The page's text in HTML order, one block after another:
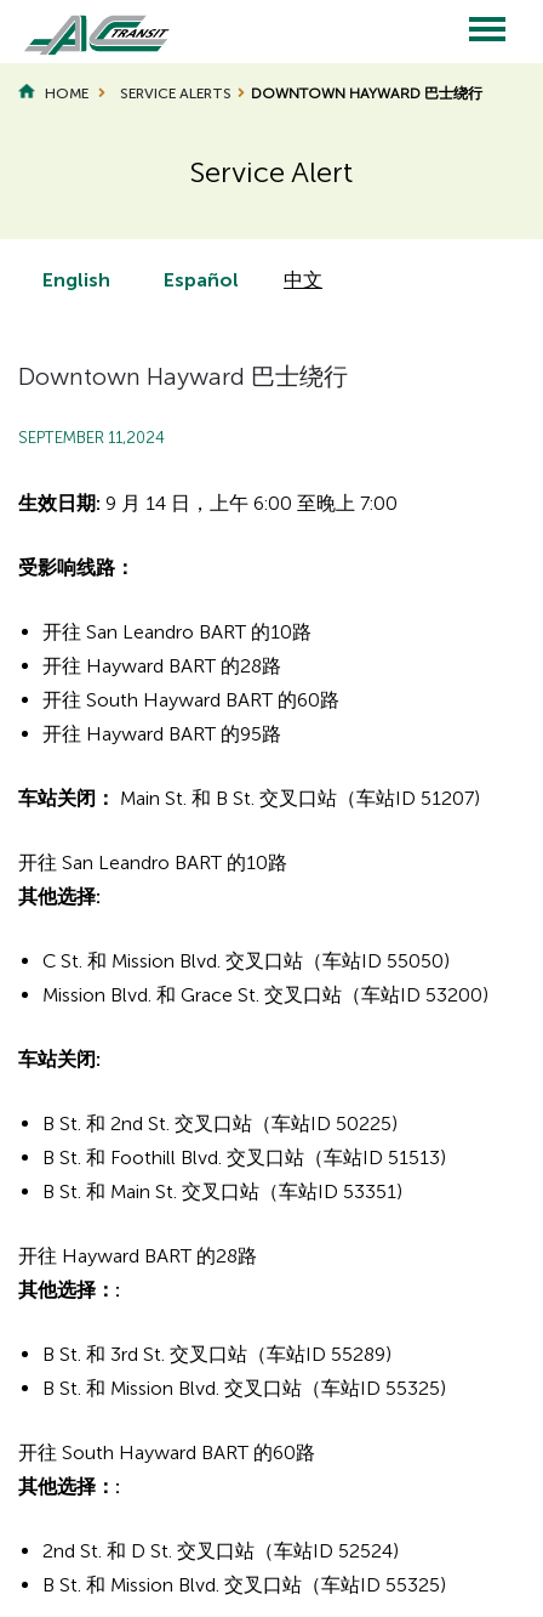
main
content
Main
navigation
HOME SERVICE ALERTS DOWNTOWN HAYWARD 巴士绕行
Service Alert
Page
Title
Page
TitleEnglish Español 中文
Downtown Hayward 巴士绕行
SEPTEMBER 11,2024
生效日期: 9 月 14 日，上午 6:00 至晚上 7:00
受影响线路：
开往 San Leandro BART 的10路
开往 Hayward BART 的28路
开往 South Hayward BART 的60路
开往 Hayward BART 的95路
车站关闭： Main St. 和 B St. 交叉口站（车站ID 51207)
开往 San Leandro BART 的10路
其他选择:
C St. 和 Mission Blvd. 交叉口站（车站ID 55050)
Mission Blvd. 和 Grace St. 交叉口站（车站ID 53200)
车站关闭:
B St. 和 2nd St. 交叉口站（车站ID 50225)
B St. 和 Foothill Blvd. 交叉口站（车站ID 51513)
B St. 和 Main St. 交叉口站（车站ID 53351)
开往 Hayward BART 的28路
其他选择：:
B St. 和 3rd St. 交叉口站（车站ID 55289)
B St. 和 Mission Blvd. 交叉口站（车站ID 55325)
开往 South Hayward BART 的60路
其他选择：:
2nd St. 和 D St. 交叉口站（车站ID 52524)
B St. 和 Mission Blvd. 交叉口站（车站ID 55325)